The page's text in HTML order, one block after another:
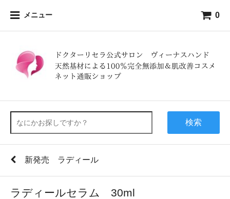
メニュー 0
検索
新発売 ラディール
ラディールセラム 30ml